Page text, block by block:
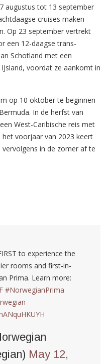
augustus tot 13 september
cruises maken
Op 23 september vertrekt
een 12-daagse trans-
Schotland met een
voordat ze aankomt in
op 10 oktober te beginnen
In de herfst van
West-Caribische reis met
het voorjaar van 2023 keert
in de zomer af te
to experience the
rooms and first-in-
Prima. Learn more:
#NorwegianPrima
May 12,